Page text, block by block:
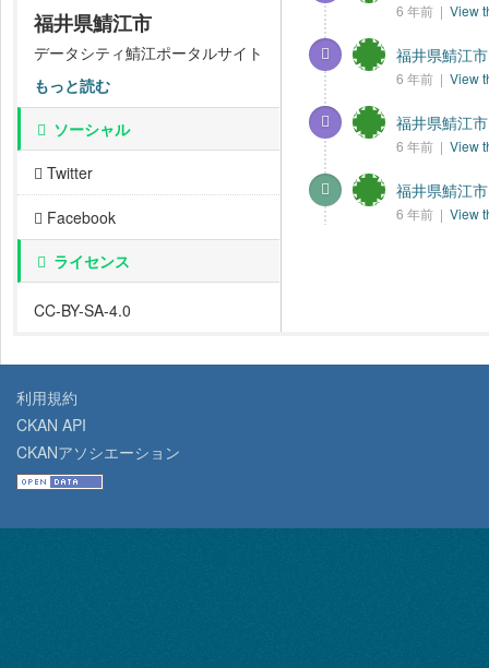
福井県鯖江市
データシティ鯖江ポータルサイト
もっと読む
ソーシャル
Twitter
Facebook
ライセンス
CC-BY-SA-4.0
6 年前 | View
福井県鯖江市
6 年前 | View
福井県鯖江市
6 年前 | View
福井県鯖江市
6 年前 | View
利用規約
CKAN API
CKANアソシエーション